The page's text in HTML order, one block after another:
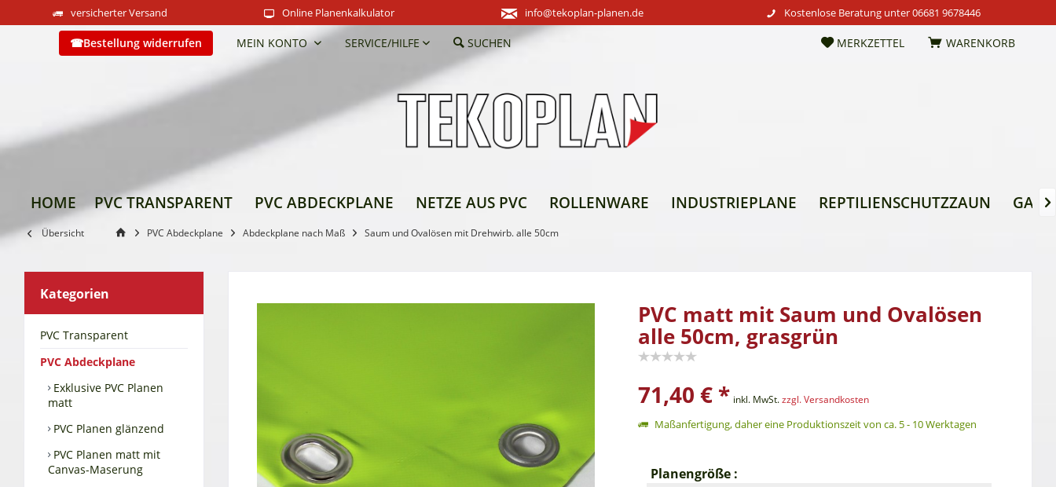
versicherter Versand Online Planenkalkulator info@tekoplan-planen.de Kostenlose Beratung unter06681 9678446
Bestellung widerrufen WARENKORB
MERKZETTEL
MEIN KONTO SERVICE/HILFE SUCHEN
HOME PVC TRANSPARENT PVC ABDECKPLANE NETZE AUS PVC ROLLENWARE INDUSTRIEPLANE REPTILIENSCHUTZZAUN 
Übersicht PVC Abdeckplane Abdeckplane nach Maß Saum und Ovalösen mit Drehwirb. alle 50cm
Kategorien
PVC Transparent
PVC Abdeckplane
Exklusive PVC Planen
matt
PVC Planen glänzend
PVC Planen matt mit
Canvas-Maserung
PVC matt mit Saum und Ovalösen
alle 50cm, grasgrün
71,40 € * inkl. MwSt.zzgl. Versandkosten
Maßanfertigung, daher eine Produktionszeit von ca. 5 - 10 Werktagen
Planengröße :